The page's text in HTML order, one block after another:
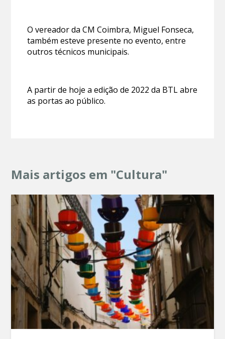
O vereador da CM Coimbra, Miguel Fonseca,
também esteve presente no evento, entre
outros técnicos municipais.
A partir de hoje a edição de 2022 da BTL abre
as portas ao público.
Mais artigos em "Cultura"